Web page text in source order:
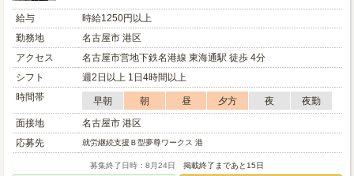
給与
時給1250円以上
勤務地
名古屋市 港区
アクセス
名古屋市営地下鉄名港線 東海通駅 徒歩 4分
シフト
週2日以上 1日4時間以上
時間帯
早朝 朝 昼 夕方 夜
夜勤
面接地
名古屋市 港区
応募先
就労継続支援Ｂ型夢尊ワークス 港
募集終了日時：8月24日 掲載終了まであと15日